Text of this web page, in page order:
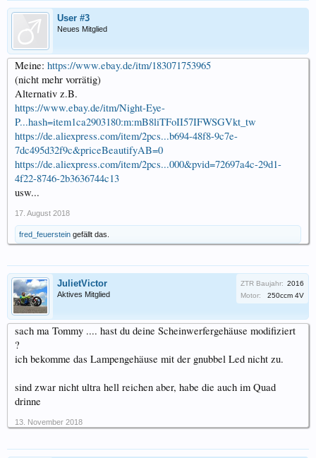
User #3
Neues Mitglied
Meine: https://www.ebay.de/itm/183071753965
(nicht mehr vorrätig)
Alternativ z.B.
https://www.ebay.de/itm/Night-Eye-
P...hash=item1ca2903180:m:mB8liTFoII57IFWSGVkt_tw
https://de.aliexpress.com/item/2pcs...b694-48f8-9c7e-
7dc495d32f9c&priceBeautifyAB=0
https://de.aliexpress.com/item/2pcs...000&pvid=72697a4c-29d1-
4f22-8746-2b3636744c13
usw...
17. August 2018
fred_feuerstein gefällt das.
JulietVictor
Aktives Mitglied
ZTR Baujahr: 2016
Motor:
250ccm 4V
sach ma Tommy .... hast du deine Scheinwerfergehäuse modifiziert
?
ich bekomme das Lampengehäuse mit der gnubbel Led nicht zu.
sind zwar nicht ultra hell reichen aber, habe die auch im Quad
drinne
13. November 2018